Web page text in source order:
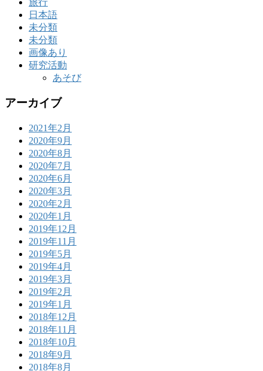
日本語
未分類
未分類
画像あり
研究活動
あそび
アーカイブ
2021年2月
2020年9月
2020年8月
2020年7月
2020年6月
2020年3月
2020年2月
2020年1月
2019年12月
2019年11月
2019年5月
2019年4月
2019年3月
2019年2月
2019年1月
2018年12月
2018年11月
2018年10月
2018年9月
2018年8月